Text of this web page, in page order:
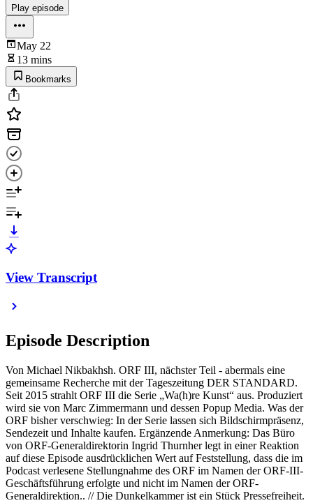
Play episode
May 22
13 mins
Bookmarks
View Transcript
Episode Description
Von Michael Nikbakhsh. ORF III, nächster Teil - abermals eine
gemeinsame Recherche mit der Tageszeitung DER STANDARD.
Seit 2015 strahlt ORF III die Serie „Wa(h)re Kunst“ aus. Produziert
wird sie von Marc Zimmermann und dessen Popup Media. Was der
ORF bisher verschwieg: In der Serie lassen sich Bildschirmpräsenz,
Sendezeit und Inhalte kaufen. Ergänzende Anmerkung: Das Büro
von ORF-Generaldirektorin Ingrid Thurnher legt in einer Reaktion
auf diese Episode ausdrücklichen Wert auf Feststellung, dass die im
Podcast verlesene Stellungnahme des ORF im Namen der ORF-III-
Geschäftsführung erfolgte und nicht im Namen der ORF-
Generaldirektion.. // Die Dunkelkammer ist ein Stück Pressefreiheit.